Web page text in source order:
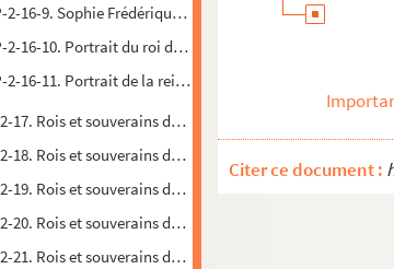
2-16-9. Sophie Frédérique Mathilde, reine de Hollande
2-16-10. Portrait du roi de Hollande
2-16-11. Portrait de la reine de Hollande
17. Rois et souverains de Pologne
18. Rois et souverains de Portugal
19. Rois et souverains de Prusse
20. Rois et souverains de Roumanie
21. Rois et souverains de Russie
Citer ce document :